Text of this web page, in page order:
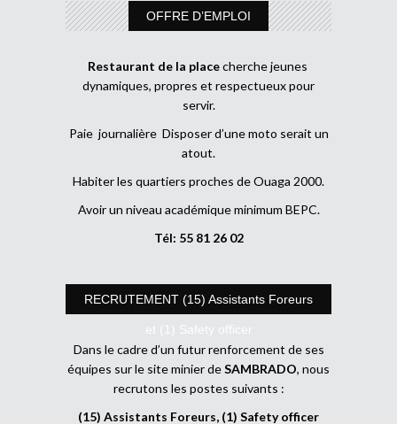
OFFRE D’EMPLOI
Restaurant de la placecherche jeunes
dynamiques, propres et respectueux pour
servir.
Paie journalière Disposer d’une moto serait un
atout.
Habiter les quartiers proches de Ouaga 2000.
Avoir un niveau académique minimum BEPC.
Tél: 55 81 26 02
RECRUTEMENT (15) Assistants Foreurs
et (1) Safety officer
Dans le cadre d’un futur renforcement de ses
équipes sur le site minier deSAMBRADO, nous
recrutons les postes suivants :
(15) Assistants Foreurs, (1) Safety officer